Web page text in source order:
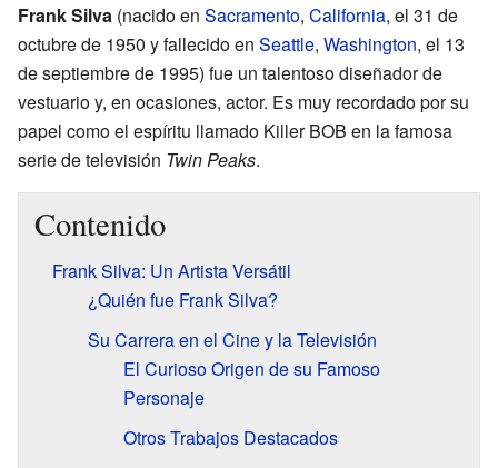
Frank Silva (nacido en Sacramento, California, el 31 de
octubre de 1950 y fallecido en Seattle, Washington, el 13
de septiembre de 1995) fue un talentoso diseñador de
vestuario y, en ocasiones, actor. Es muy recordado por su
papel como el espíritu llamado Killer BOB en la famosa
serie de televisión Twin Peaks.
Contenido
Frank Silva: Un Artista Versátil
¿Quién fue Frank Silva?
Su Carrera en el Cine y la Televisión
El Curioso Origen de su Famoso
Personaje
Otros Trabajos Destacados